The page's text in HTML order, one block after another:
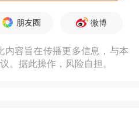
朋友圈 微博
内容旨在传播更多信息，与本
。据此操作，风险自担。